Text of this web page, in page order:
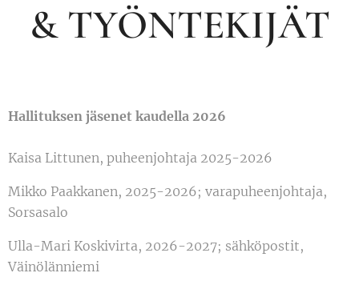
& TYÖNTEKIJÄT
Hallituksen jäsenet kaudella 2026
Kaisa Littunen, puheenjohtaja 2025-2026
Mikko Paakkanen, 2025-2026; varapuheenjohtaja,
Sorsasalo
Ulla-Mari Koskivirta, 2026-2027; sähköpostit,
Väinölänniemi